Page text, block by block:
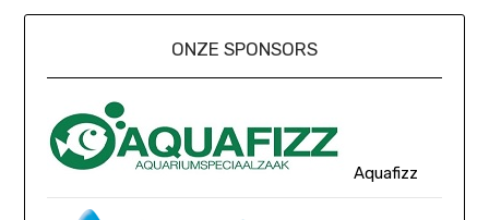
ONZE SPONSORS
Aquafizz